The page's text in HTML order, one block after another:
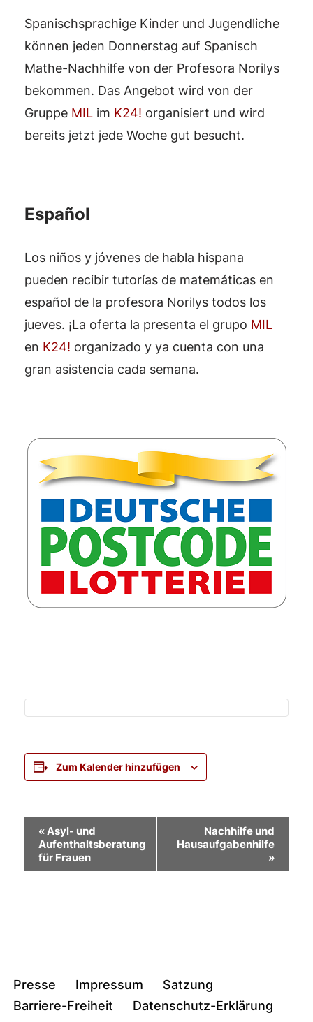
Spanischsprachige Kinder und Jugendliche
können jeden Donnerstag auf Spanisch
Mathe-Nachhilfe von der Profesora Norilys
bekommen. Das Angebot wird von der
Gruppe MIL im K24! organisiert und wird
bereits jetzt jede Woche gut besucht.
Español
Los niños y jóvenes de habla hispana
pueden recibir tutorías de matemáticas en
español de la profesora Norilys todos los
jueves. ¡La oferta la presenta el grupo MIL
en K24! organizado y ya cuenta con una
gran asistencia cada semana.
Zum Kalender hinzufügen
Veranstaltung-
Navigation
«Asyl- und
Aufenthaltsberatung
für Frauen
Nachhilfe und
Hausaufgabenhilfe
»
Presse Impressum
Satzung
Barriere-Freiheit
Datenschutz-Erklärung